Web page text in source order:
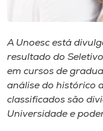
Museu
Unoesc
Store
A Unoesc está
resultado do
em cursos de
análise do histórico
classificados são
Universidade e